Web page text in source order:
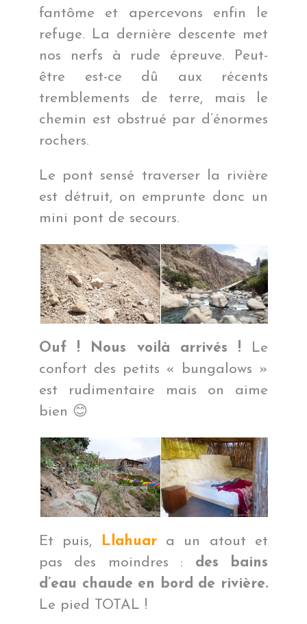
fantôme et apercevons enfin le
refuge. La dernière descente met
nos nerfs à rude épreuve. Peut-
être est-ce dû aux récents
tremblements de terre, mais le
chemin est obstrué par d’énormes
rochers.
Le pont sensé traverser la rivière
est détruit, on emprunte donc un
mini pont de secours.
Ouf ! Nous voilà arrivés ! Le
confort des petits « bungalows »
est rudimentaire mais on aime
bien 😊
Et puis, Llahuara un atout et
pas des moindres : des bains
d’eau chaude en bord de rivière.
Le pied TOTAL !